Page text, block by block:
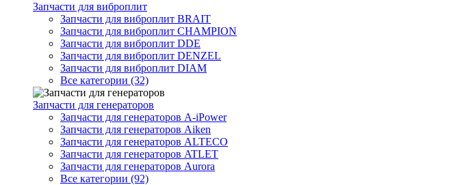
Запчасти для виброплит
Запчасти для виброплит BRAIT
Запчасти для виброплит CHAMPION
Запчасти для виброплит DDE
Запчасти для виброплит DENZEL
Запчасти для виброплит DIAM
Все категории (32)
Запчасти для генераторов
Запчасти для генераторов A-iPower
Запчасти для генераторов Aiken
Запчасти для генераторов ALTECO
Запчасти для генераторов ATLET
Запчасти для генераторов Aurora
Все категории (92)